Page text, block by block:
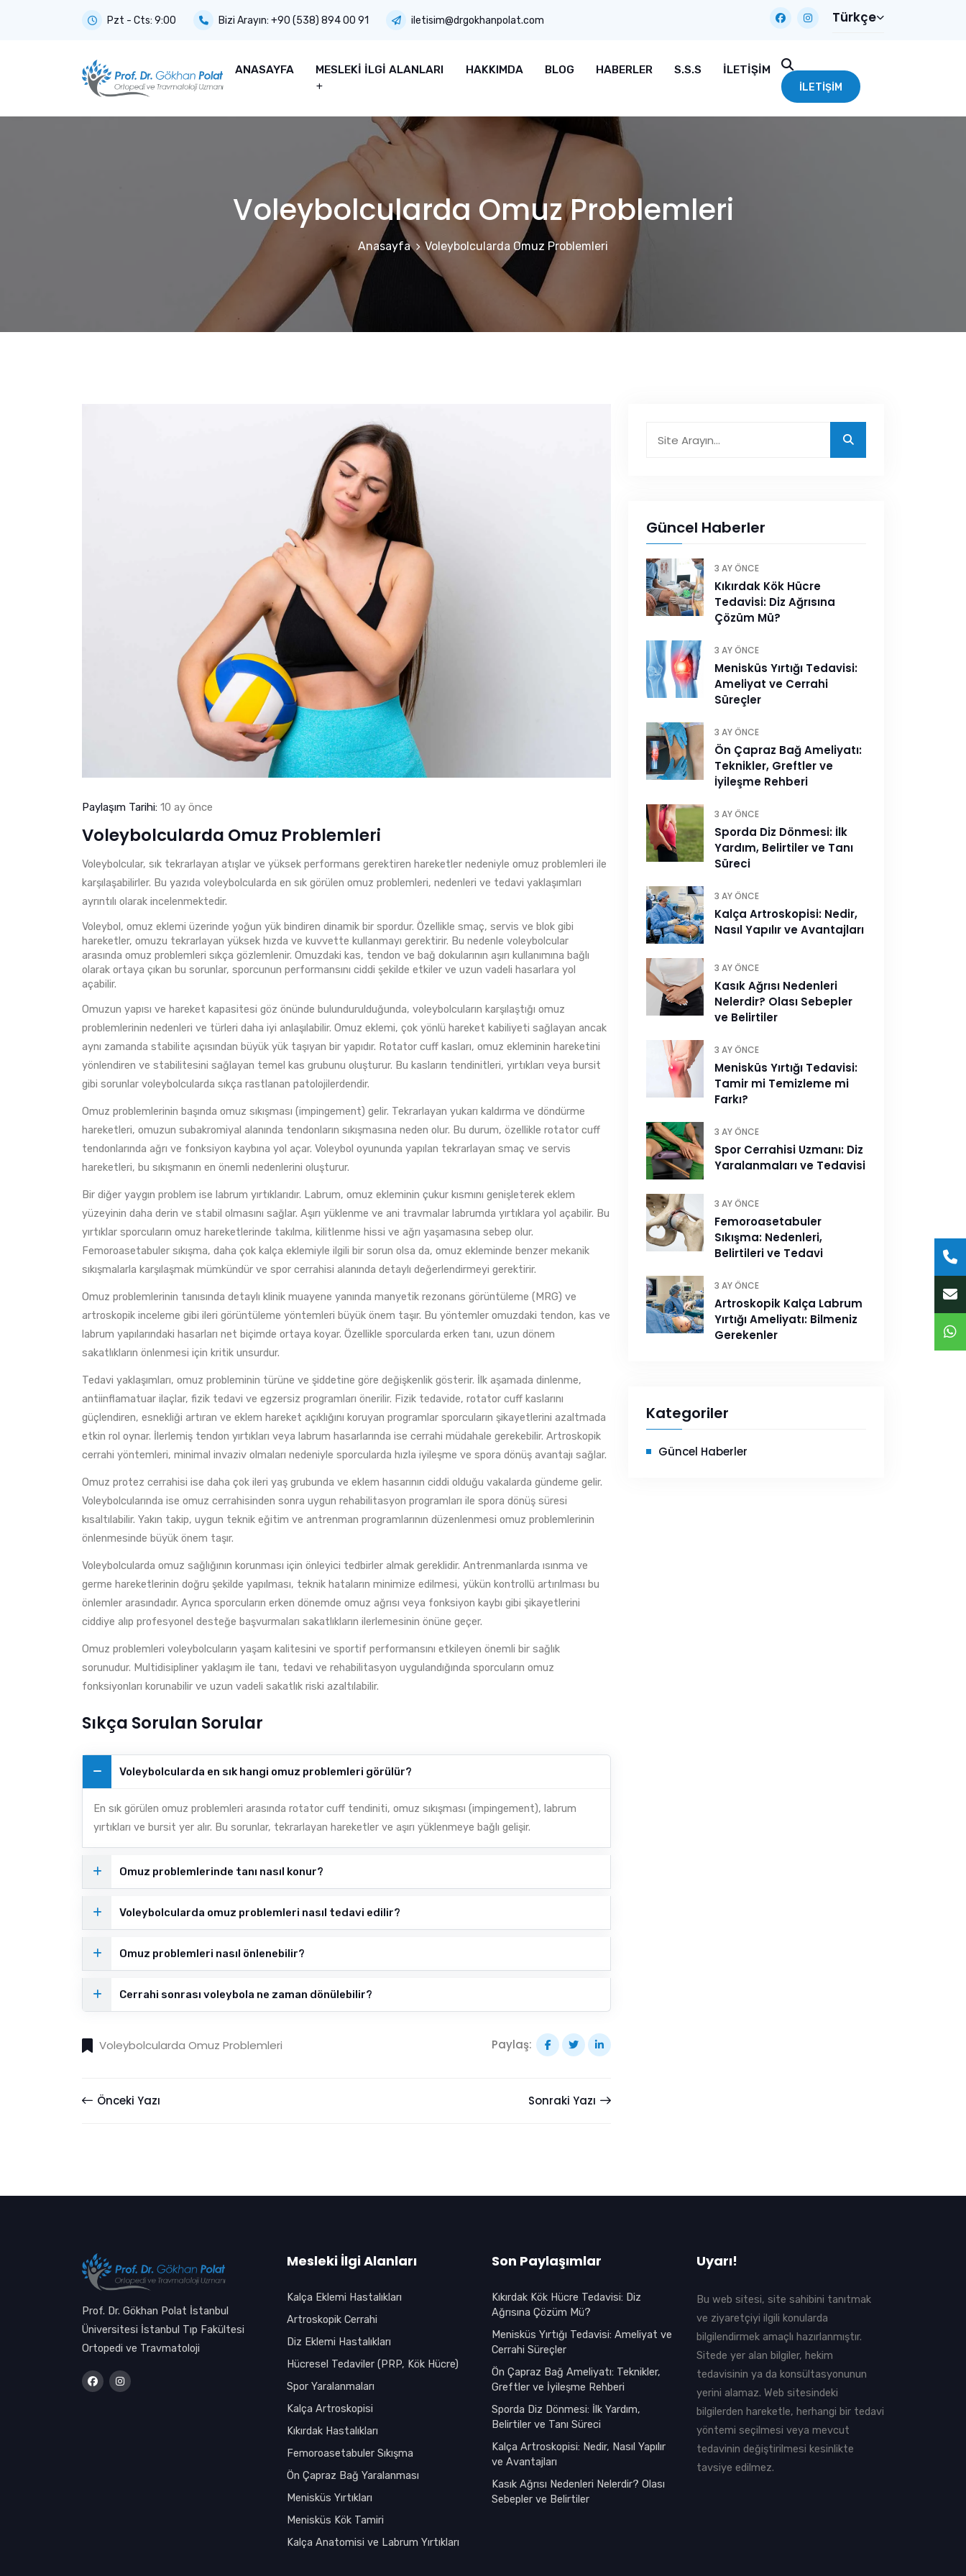
Pzt - Cts: 9:00 Bizi Arayın: +90 (538) 894 00 91 iletisim@drgokhanpolat.com Türkçe
ANASAYFA MESLEKI İLGI ALANLARI HAKKIMDA BLOG HABERLER S.S.S İLETIŞIM
İLETIŞIM
Voleybolcularda Omuz Problemleri
Anasayfa Voleybolcularda Omuz Problemleri
Paylaşım Tarihi: 10 ay önce
Voleybolcularda Omuz Problemleri
Voleybolcular, sık tekrarlayan atışlar ve yüksek performans gerektiren hareketler nedeniyle omuz problemleri ile
karşılaşabilirler. Bu yazıda voleybolcularda en sık görülen omuz problemleri, nedenleri ve tedavi yaklaşımları
ayrıntılı olarak incelenmektedir.
Voleybol, omuz eklemi üzerinde yoğun yük bindiren dinamik bir spordur. Özellikle smaç, servis ve blok gibi
hareketler, omuzu tekrarlayan yüksek hızda ve kuvvette kullanmayı gerektirir. Bu nedenle voleybolcular
arasında omuz problemleri sıkça gözlemlenir. Omuzdaki kas, tendon ve bağ dokularının aşırı kullanımına bağlı
olarak ortaya çıkan bu sorunlar, sporcunun performansını ciddi şekilde etkiler ve uzun vadeli hasarlara yol
açabilir.
Omuzun yapısı ve hareket kapasitesi göz önünde bulundurulduğunda, voleybolcuların karşılaştığı omuz
problemlerinin nedenleri ve türleri daha iyi anlaşılabilir. Omuz eklemi, çok yönlü hareket kabiliyeti sağlayan ancak
aynı zamanda stabilite açısından büyük yük taşıyan bir yapıdır. Rotator cuff kasları, omuz ekleminin hareketini
yönlendiren ve stabilitesini sağlayan temel kas grubunu oluşturur. Bu kasların tendinitleri, yırtıkları veya bursit
gibi sorunlar voleybolcularda sıkça rastlanan patolojilerdendir.
Omuz problemlerinin başında omuz sıkışması (impingement) gelir. Tekrarlayan yukarı kaldırma ve döndürme
hareketleri, omuzun subakromiyal alanında tendonların sıkışmasına neden olur. Bu durum, özellikle rotator cuff
tendonlarında ağrı ve fonksiyon kaybına yol açar. Voleybol oyununda yapılan tekrarlayan smaç ve servis
hareketleri, bu sıkışmanın en önemli nedenlerini oluşturur.
Bir diğer yaygın problem ise labrum yırtıklarıdır. Labrum, omuz ekleminin çukur kısmını genişleterek eklem
yüzeyinin daha derin ve stabil olmasını sağlar. Aşırı yüklenme ve ani travmalar labrumda yırtıklara yol açabilir. Bu
yırtıklar sporcuların omuz hareketlerinde takılma, kilitlenme hissi ve ağrı yaşamasına sebep olur.
Femoroasetabuler sıkışma, daha çok kalça eklemiyle ilgili bir sorun olsa da, omuz ekleminde benzer mekanik
sıkışmalarla karşılaşmak mümkündür ve spor cerrahisi alanında detaylı değerlendirmeyi gerektirir.
Omuz problemlerinin tanısında detaylı klinik muayene yanında manyetik rezonans görüntüleme (MRG) ve
artroskopik inceleme gibi ileri görüntüleme yöntemleri büyük önem taşır. Bu yöntemler omuzdaki tendon, kas ve
labrum yapılarındaki hasarları net biçimde ortaya koyar. Özellikle sporcularda erken tanı, uzun dönem
sakatlıkların önlenmesi için kritik unsurdur.
Tedavi yaklaşımları, omuz probleminin türüne ve şiddetine göre değişkenlik gösterir. İlk aşamada dinlenme,
antiinflamatuar ilaçlar, fizik tedavi ve egzersiz programları önerilir. Fizik tedavide, rotator cuff kaslarını
güçlendiren, esnekliği artıran ve eklem hareket açıklığını koruyan programlar sporcuların şikayetlerini azaltmada
etkin rol oynar. İlerlemiş tendon yırtıkları veya labrum hasarlarında ise cerrahi müdahale gerekebilir. Artroskopik
cerrahi yöntemleri, minimal invaziv olmaları nedeniyle sporcularda hızla iyileşme ve spora dönüş avantajı sağlar.
Omuz protez cerrahisi ise daha çok ileri yaş grubunda ve eklem hasarının ciddi olduğu vakalarda gündeme gelir.
Voleybolcularında ise omuz cerrahisinden sonra uygun rehabilitasyon programları ile spora dönüş süresi
kısaltılabilir. Yakın takip, uygun teknik eğitim ve antrenman programlarının düzenlenmesi omuz problemlerinin
önlenmesinde büyük önem taşır.
Voleybolcularda omuz sağlığının korunması için önleyici tedbirler almak gereklidir. Antrenmanlarda ısınma ve
germe hareketlerinin doğru şekilde yapılması, teknik hataların minimize edilmesi, yükün kontrollü artırılması bu
önlemler arasındadır. Ayrıca sporcuların erken dönemde omuz ağrısı veya fonksiyon kaybı gibi şikayetlerini
ciddiye alıp profesyonel desteğe başvurmaları sakatlıkların ilerlemesinin önüne geçer.
Omuz problemleri voleybolcuların yaşam kalitesini ve sportif performansını etkileyen önemli bir sağlık
sorunudur. Multidisipliner yaklaşım ile tanı, tedavi ve rehabilitasyon uygulandığında sporcuların omuz
fonksiyonları korunabilir ve uzun vadeli sakatlık riski azaltılabilir.
Sıkça Sorulan Sorular
Voleybolcularda en sık hangi omuz problemleri görülür?
En sık görülen omuz problemleri arasında rotator cuff tendiniti, omuz sıkışması (impingement), labrum
yırtıkları ve bursit yer alır. Bu sorunlar, tekrarlayan hareketler ve aşırı yüklenmeye bağlı gelişir.
Omuz problemlerinde tanı nasıl konur?
Voleybolcularda omuz problemleri nasıl tedavi edilir?
Omuz problemleri nasıl önlenebilir?
Cerrahi sonrası voleybola ne zaman dönülebilir?
Voleybolcularda Omuz Problemleri Paylaş:
Önceki Yazı Sonraki Yazı
Güncel Haberler
3 AY ÖNCE
Kıkırdak Kök Hücre
Tedavisi: Diz Ağrısına
Çözüm Mü?
3 AY ÖNCE
Menisküs Yırtığı Tedavisi:
Ameliyat ve Cerrahi
Süreçler
3 AY ÖNCE
Ön Çapraz Bağ Ameliyatı:
Teknikler, Greftler ve
İyileşme Rehberi
3 AY ÖNCE
Sporda Diz Dönmesi: İlk
Yardım, Belirtiler ve Tanı
Süreci
3 AY ÖNCE
Kalça Artroskopisi: Nedir,
Nasıl Yapılır ve Avantajları
3 AY ÖNCE
Kasık Ağrısı Nedenleri
Nelerdir? Olası Sebepler
ve Belirtiler
3 AY ÖNCE
Menisküs Yırtığı Tedavisi:
Tamir mi Temizleme mi
Farkı?
3 AY ÖNCE
Spor Cerrahisi Uzmanı: Diz
Yaralanmaları ve Tedavisi
3 AY ÖNCE
Femoroasetabuler
Sıkışma: Nedenleri,
Belirtileri ve Tedavi
3 AY ÖNCE
Artroskopik Kalça Labrum
Yırtığı Ameliyatı: Bilmeniz
Gerekenler
Kategoriler
Güncel Haberler
Prof. Dr. Gökhan Polat İstanbul
Üniversitesi İstanbul Tıp Fakültesi
Ortopedi ve Travmatoloji
Mesleki İlgi Alanları
Kalça Eklemi Hastalıkları
Artroskopik Cerrahi
Diz Eklemi Hastalıkları
Hücresel Tedaviler (PRP, Kök Hücre)
Spor Yaralanmaları
Kalça Artroskopisi
Kıkırdak Hastalıkları
Femoroasetabuler Sıkışma
Ön Çapraz Bağ Yaralanması
Menisküs Yırtıkları
Menisküs Kök Tamiri
Kalça Anatomisi ve Labrum Yırtıkları
Son Paylaşımlar
Kıkırdak Kök Hücre Tedavisi: Diz
Ağrısına Çözüm Mü?
Menisküs Yırtığı Tedavisi: Ameliyat ve
Cerrahi Süreçler
Ön Çapraz Bağ Ameliyatı: Teknikler,
Greftler ve İyileşme Rehberi
Sporda Diz Dönmesi: İlk Yardım,
Belirtiler ve Tanı Süreci
Kalça Artroskopisi: Nedir, Nasıl Yapılır
ve Avantajları
Kasık Ağrısı Nedenleri Nelerdir? Olası
Sebepler ve Belirtiler
Uyarı!
Bu web sitesi, site sahibini tanıtmak
ve ziyaretçiyi ilgili konularda
bilgilendirmek amaçlı hazırlanmıştır.
Sitede yer alan bilgiler, hekim
tedavisinin ya da konsültasyonunun
yerini alamaz. Web sitesindeki
bilgilerden hareketle, herhangi bir tedavi
yöntemi seçilmesi veya mevcut
tedavinin değiştirilmesi kesinlikte
tavsiye edilmez.